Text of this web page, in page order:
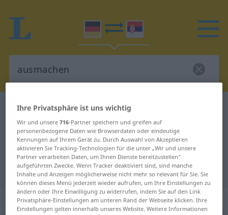
Deutsch-Serbisch Wörterbuch
Deutsch-Serbisch Übersetzung für
"ausmachen"
"ausmachen" Serbisch Übersetzung
„ausmachen“
Ihre Privatsphäre ist uns wichtig
Wir und unsere716-Partner speichern und greifen auf
personenbezogene Daten wie Browserdaten oder eindeutige
Kennungen auf Ihrem Gerät zu. Durch Auswahl von Akzeptieren
aktivieren Sie Tracking-Technologien für die unter „Wir und unsere
Partner verarbeiten Daten, um Ihnen Dienste bereitzustellen“
aufgeführten Zwecke. Wenn Tracker deaktiviert sind, sind manche
Inhalte und Anzeigen möglicherweise nicht mehr so relevant für Sie. Sie
können dieses Menü jederzeit wieder aufrufen, um Ihre Einstellungen zu
ändern oder Ihre Einwilligung zu widerrufen, indem Sie auf den Link
Privatsphäre-Einstellungen am unteren Rand der Webseite klicken. Ihre
Einstellungen gelten innerhalb unseres Website. Weitere Informationen